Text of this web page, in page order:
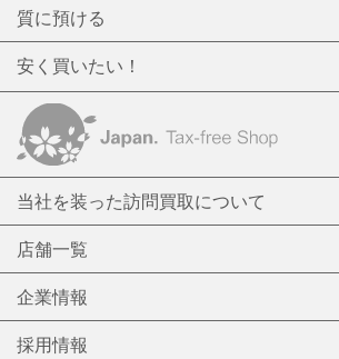
質に預ける
安く買いたい！
当社を装った訪問買取について
店舗一覧
企業情報
採用情報